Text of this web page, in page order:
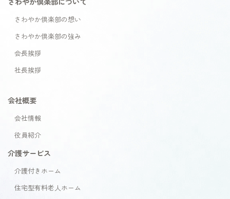
さわやか倶楽部の想い
さわやか倶楽部の強み
会長挨拶
社長挨拶
会社概要
会社情報
役員紹介
介護サービス
介護付きホーム
住宅型有料老人ホーム